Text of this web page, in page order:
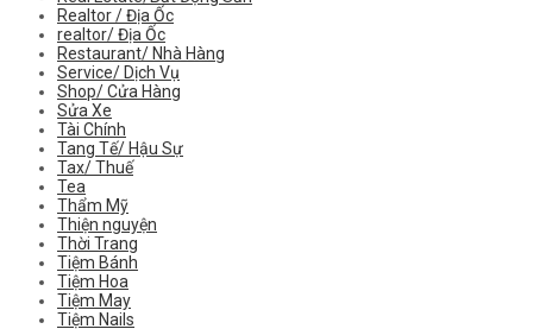
Realtor / Địa Ốc
realtor/ Địa Ốc
Restaurant/ Nhà Hàng
Service/ Dịch Vụ
Shop/ Cửa Hàng
Sửa Xe
Tài Chính
Tang Tế/ Hậu Sự
Tax/ Thuế
Tea
Thẩm Mỹ
Thiện nguyện
Thời Trang
Tiệm Bánh
Tiệm Hoa
Tiệm May
Tiệm Nails